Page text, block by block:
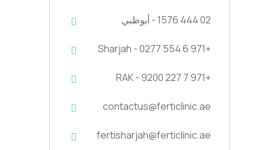
02 444 1576 - أبوظبي
+971 6 554 0277 - Sharjah
+971 7 227 9200 - RAK
contactus@ferticlinic.ae
fertisharjah@ferticlinic.ae